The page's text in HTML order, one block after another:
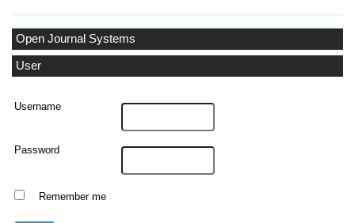
Open Journal Systems
User
Username
Password
Remember me